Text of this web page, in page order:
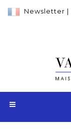
Newsletter |